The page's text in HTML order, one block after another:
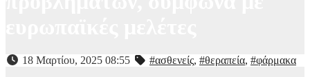
18 Μαρτίου, 2025 08:55 #ασθενείς, #θεραπεία, #φάρμακα